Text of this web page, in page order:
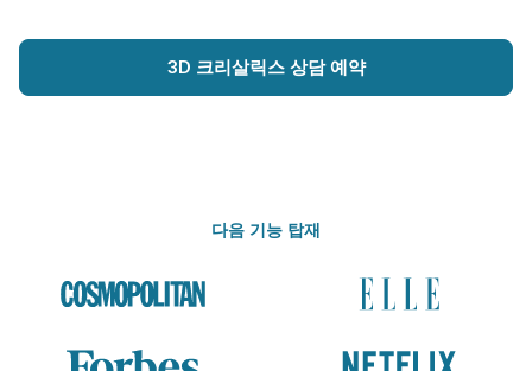
3D 크리살릭스 상담 예약
다음 기능 탑재